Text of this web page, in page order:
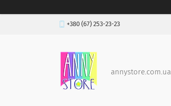
+380 (67) 253-23-23
annystore.com.ua